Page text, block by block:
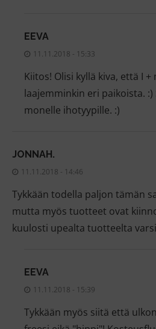
EEVA
11.11.2018 - 15:33
Kiitos! Olisi kyllä kiva, että I
laajemminkin eri paikoista. :)
monelle ihotyypille. :)
JONNAH.
11.11.2018 - 14:46
Tykkään todella paljon tämän
mutta myös tuotteet ovat
kuulosti upealta tuotteelta
EEVA
11.11.2018 - 15:39
Tykkään myös siitä että